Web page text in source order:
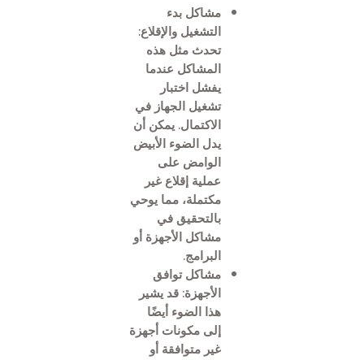
مشاكل بدء
التشغيل والإقلاع:
تحدث مثل هذه
المشاكل عندما
يفشل اختبار
تشغيل الجهاز في
الاكتمال. يمكن أن
يدل الضوء الأبيض
الوامض على
عملية إقلاع غير
مكتملة، مما يوحي
بالتحقيق في
مشاكل الأجهزة أو
البرامج.
مشاكل توافق
الأجهزة: قد يشير
هذا الضوء أيضًا
إلى مكونات أجهزة
غير متوافقة أو